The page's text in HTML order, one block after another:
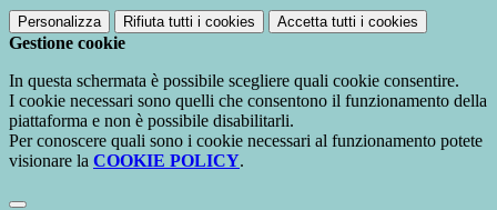
Personalizza Rifiuta tutti i cookies Accetta tutti i cookies
Gestione cookie
In questa schermata è possibile scegliere quali cookie consentire.
I cookie necessari sono quelli che consentono il funzionamento della
piattaforma e non è possibile disabilitarli.
Per conoscere quali sono i cookie necessari al funzionamento potete
visionare la COOKIE POLICY.